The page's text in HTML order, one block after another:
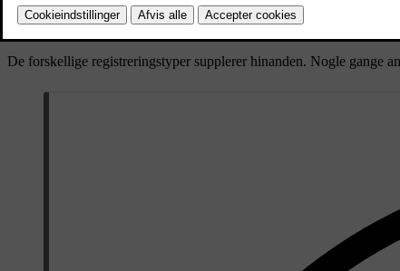
De forskellige registreringstyper supplerer hinanden. Nogle gange